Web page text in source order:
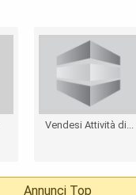
Vendesi Attività di...
Annunci Top